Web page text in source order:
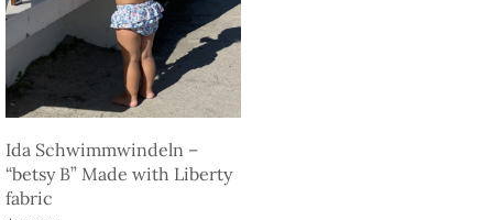
Ida Schwimmwindeln –
“betsy B” Made with Liberty
fabric